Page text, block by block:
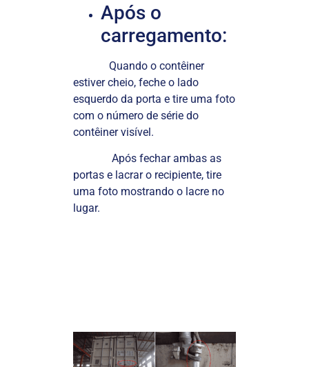
Após o
carregamento:
Quando o contêiner
estiver cheio, feche o lado
esquerdo da porta e tire uma foto
com o número de série do
contêiner visível.
Após fechar ambas as
portas e lacrar o recipiente, tire
uma foto mostrando o lacre no
lugar.